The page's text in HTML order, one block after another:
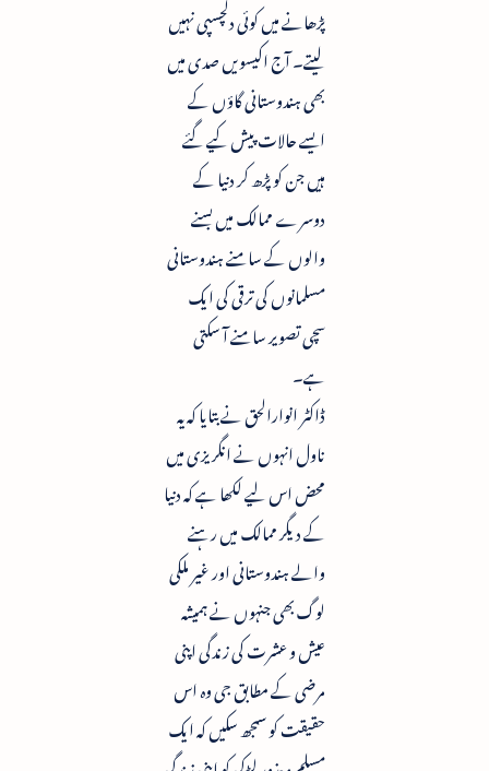
پڑھانے میں کوئی دلچسپی نہیں
لیتے۔ آج اکیسویں صدی میں
بھی ہندوستانی گاؤں کے
ایسے حالات پیش کیے گئے
ہیں جن کو پڑھ کر دنیا کے
دوسرے ممالک میں بسنے
والوں کے سامنے ہندوستانی
مسلمانوں کی ترقی کی ایک
سچی تصویر سامنے آ سکتی
ہے۔
ڈاکٹر انوارالحق نے بتایا کہ یہ
ناول انہوں نے انگریزی میں
محض اس لیے لکھا ہے کہ دنیا
کے دیگر ممالک میں رہنے
والے ہندوستانی اور غیر ملکی
لوگ بھی جنہوں نے ہمیشہ
عیش و عشرت کی زندگی اپنی
مرضی کے مطابق جی وہ اس
حقیقت کو سمجھ سکیں کہ ایک